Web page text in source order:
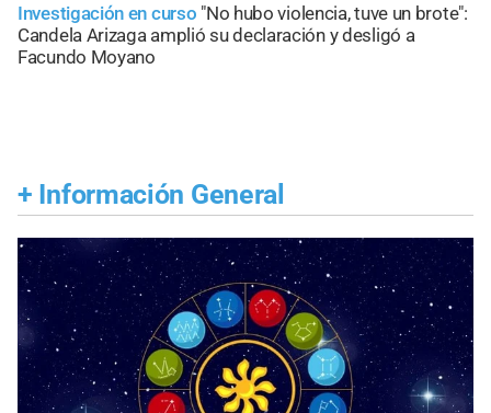
Investigación en curso "No hubo violencia, tuve un brote":
Candela Arizaga amplió su declaración y desligó a
Facundo Moyano
+ Información General